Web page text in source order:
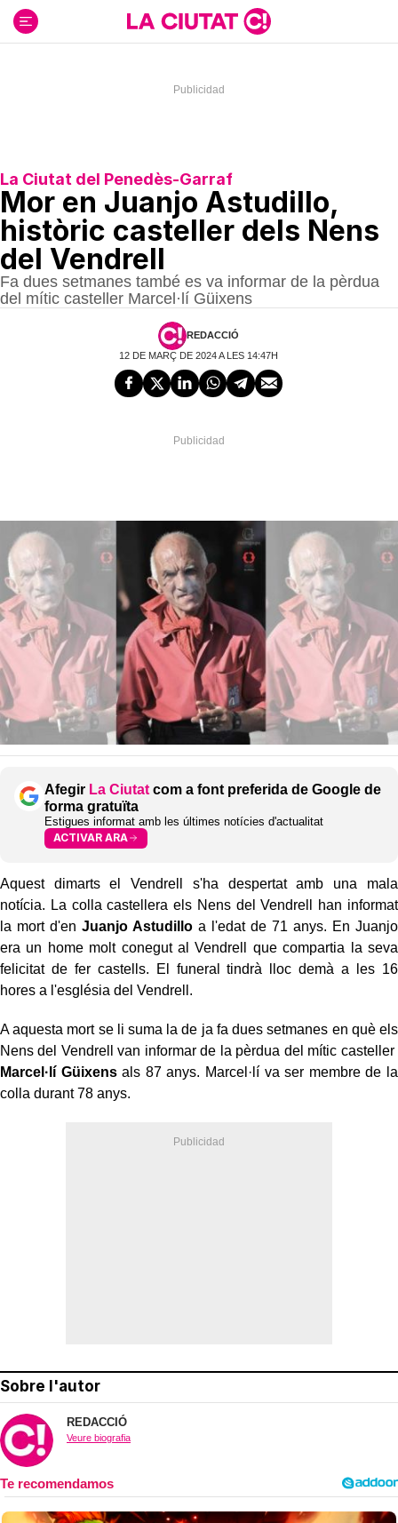
contenido
La Ciutat del Penedès-Garraf
Mor en Juanjo Astudillo,
històric casteller dels Nens
del Vendrell
Fa dues setmanes també es va informar de la pèrdua
del mític casteller Marcel·lí Güixens
REDACCIÓ
12 DE MARÇ DE 2024 A LES 14:47H
Afegir La Ciutat com a font preferida de Google de
forma gratuïta
Estigues informat amb les últimes notícies d'actualitat
ACTIVAR ARA
Aquest dimarts el Vendrell s'ha despertat amb una mala
notícia. La colla castellera els Nens del Vendrell han informat
la mort d'en Juanjo Astudillo a l'edat de 71 anys. En Juanjo
era un home molt conegut al Vendrell que compartia la seva
felicitat de fer castells. El funeral tindrà lloc demà a les 16
hores a l'església del Vendrell.
A aquesta mort se li suma la de ja fa dues setmanes en què els
Nens del Vendrell van informar de la pèrdua del mític casteller
Marcel·lí Güixensals 87 anys. Marcel·lí va ser membre de la
colla durant 78 anys.
Sobre l'autor
REDACCIÓ
Veure biografia